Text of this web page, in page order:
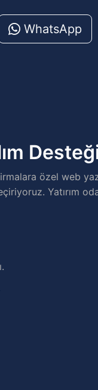
WhatsApp
özel web
Yatırım